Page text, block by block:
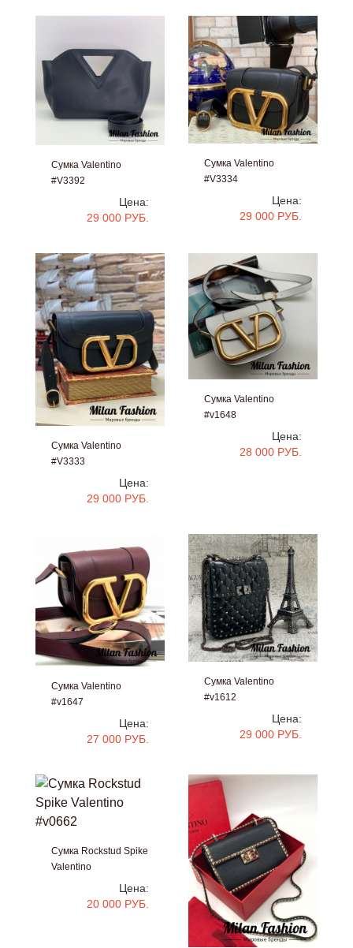
Сумка Valentino
#V3392
Цена:
29 000 РУБ.
Сумка Valentino
#V3334
Цена:
29 000 РУБ.
Сумка Valentino
#V3333
Цена:
29 000 РУБ.
Сумка Valentino
#v1648
Цена:
28 000 РУБ.
Сумка Valentino
#v1647
Цена:
27 000 РУБ.
Сумка Valentino
#v1612
Цена:
29 000 РУБ.
Сумка Rockstud Spike
Valentino
Цена:
20 000 РУБ.